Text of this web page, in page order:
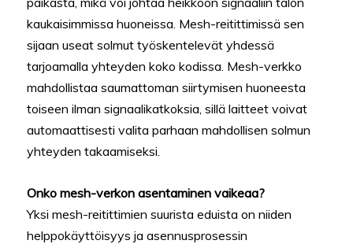
kaukaisimmissa huoneissa. Mesh-reitittimissä sen
sijaan useat solmut työskentelevät yhdessä
tarjoamalla yhteyden koko kodissa. Mesh-verkko
mahdollistaa saumattoman siirtymisen huoneesta
toiseen ilman signaalikatkoksia, sillä laitteet voivat
automaattisesti valita parhaan mahdollisen solmun
yhteyden takaamiseksi.
Onko mesh-verkon asentaminen vaikeaa?
Yksi mesh-reitittimien suurista eduista on niiden
helppokäyttöisyys ja asennusprosessin